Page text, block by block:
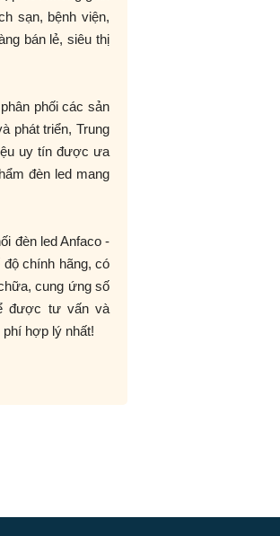
sạn, bệnh viện,
bán lẻ, siêu thị
phối các sản
phát triển, Trung
uy tín được ưa
đèn led mang
đèn led Anfaco -
chính hãng, có
cung ứng số
được tư vấn và
phí hợp lý nhất!